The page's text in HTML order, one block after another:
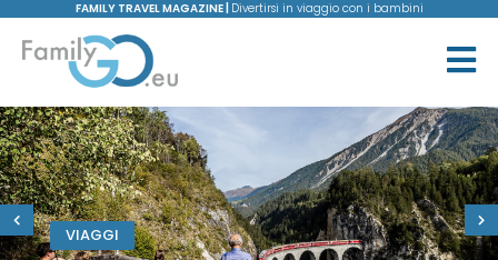
FAMILY TRAVEL MAGAZINE | Divertirsi in viaggio con i bambini
VIAGGI